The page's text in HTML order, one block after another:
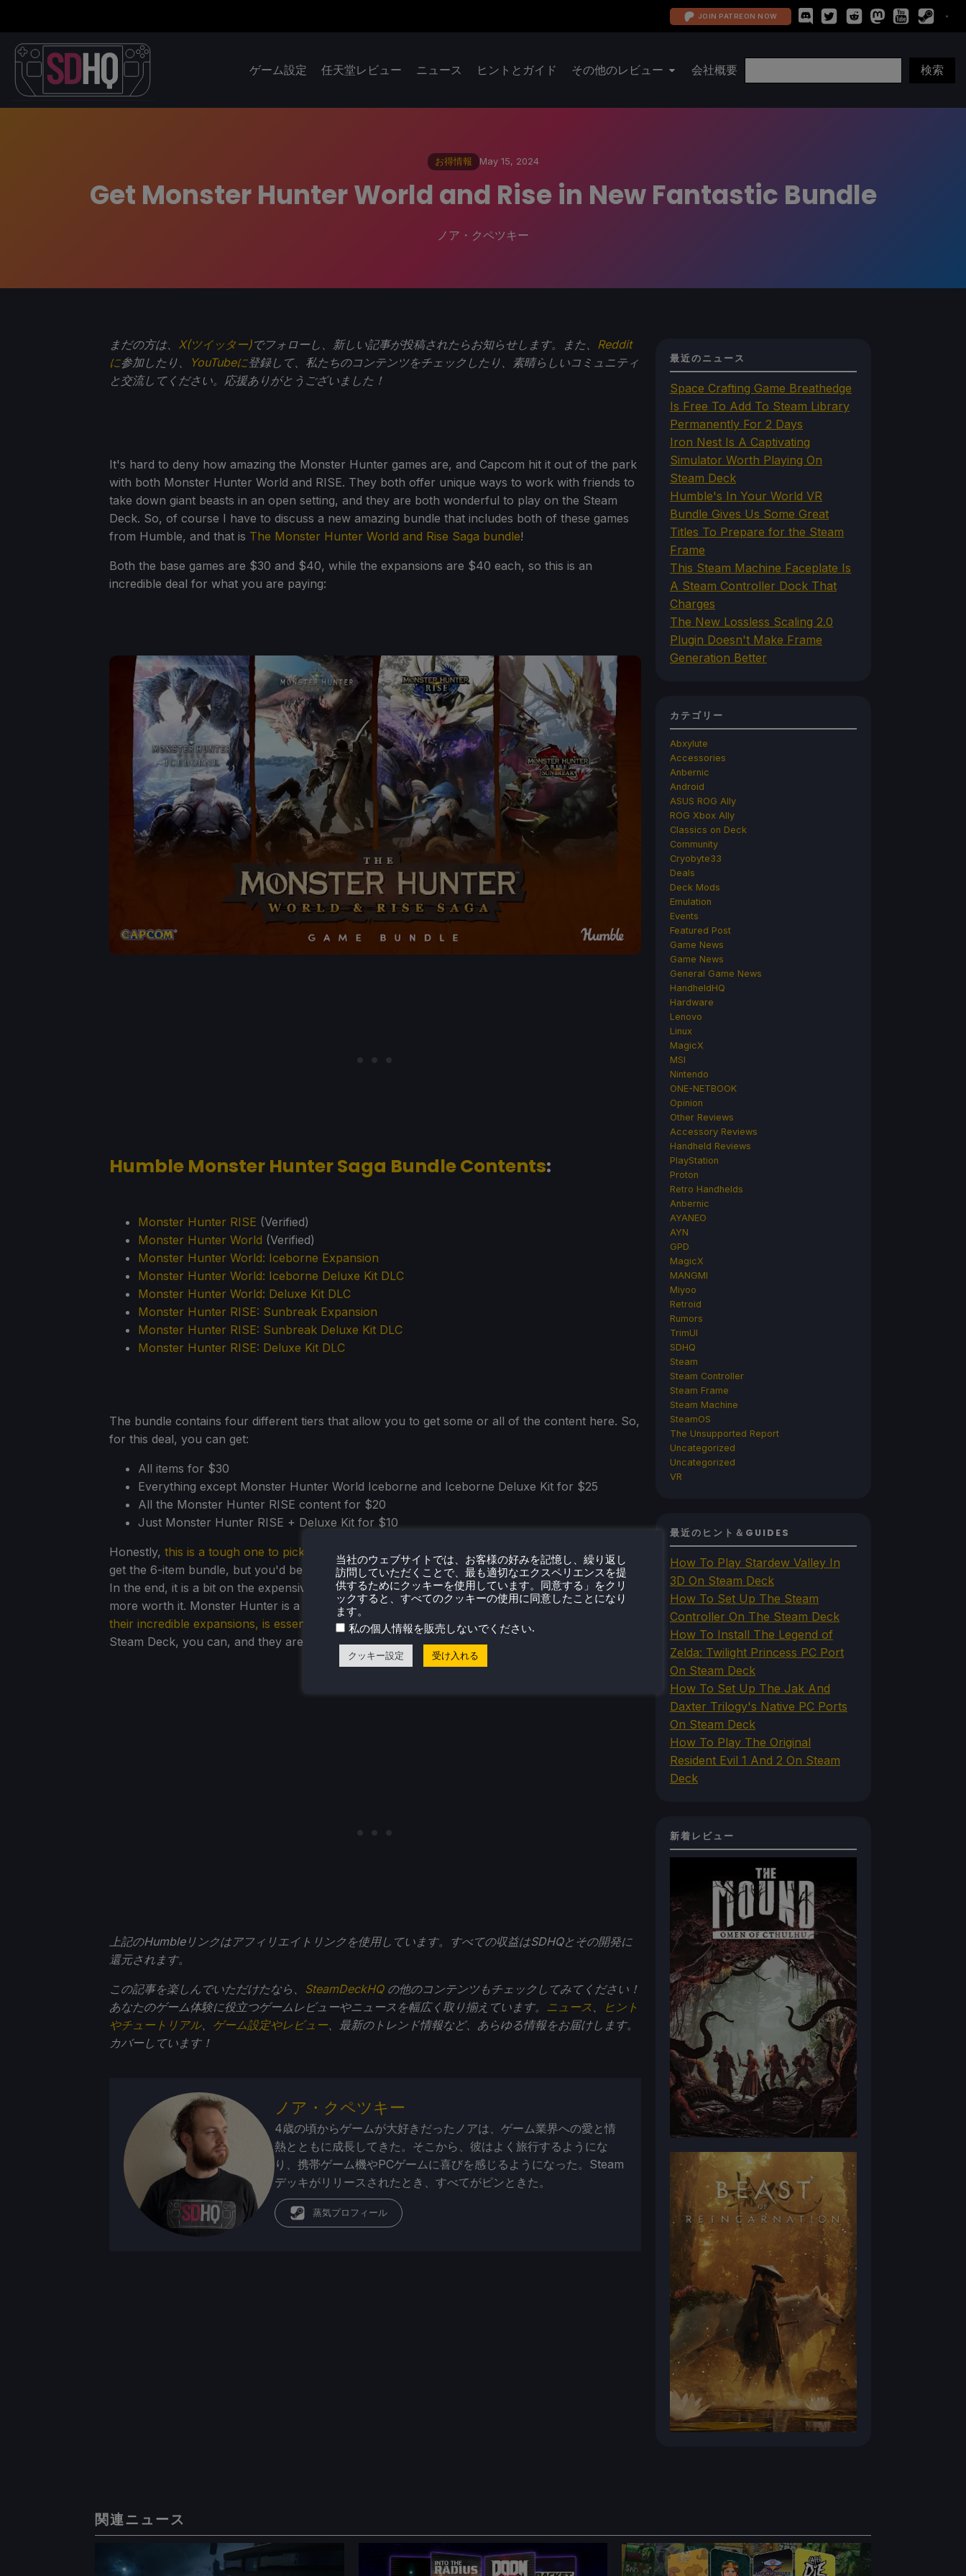
JOIN PATREON NOW
ゲーム設定 任天堂レビュー ニュース ヒントとガイド その他のレビュー 会社概要
お得情報 May 15, 2024
Get Monster Hunter World and Rise in New Fantastic Bundle
ノア・クペツキー
まだの方は、 X(ツイッター)でフォローし、新しい記事が投稿されたらお知らせします。また、 Reddit
に参加したり、 YouTubeに登録して、私たちのコンテンツをチェックしたり、素晴らしいコミュニティ
と交流してください。応援ありがとうございました！
It's hard to deny how amazing the Monster Hunter games are, and Capcom hit it out of the park
with both Monster Hunter World and RISE. They both offer unique ways to work with friends to
take down giant beasts in an open setting, and they are both wonderful to play on the Steam
Deck. So, of course I have to discuss a new amazing bundle that includes both of these games
from Humble, and that is The Monster Hunter World and Rise Saga bundle!
Both the base games are $30 and $40, while the expansions are $40 each, so this is an
incredible deal for what you are paying:
Humble Monster Hunter Saga Bundle Contents:
Monster Hunter RISE (Verified)
Monster Hunter World (Verified)
Monster Hunter World: Iceborne Expansion
Monster Hunter World: Iceborne Deluxe Kit DLC
Monster Hunter World: Deluxe Kit DLC
Monster Hunter RISE: Sunbreak Expansion
Monster Hunter RISE: Sunbreak Deluxe Kit DLC
Monster Hunter RISE: Deluxe Kit DLC
The bundle contains four different tiers that allow you to get some or all of the content here. So,
for this deal, you can get:
All items for $30
Everything except Monster Hunter World Iceborne and Iceborne Deluxe Kit for $25
All the Monster Hunter RISE content for $20
Just Monster Hunter RISE + Deluxe Kit for $10
Honestly, this is a tough one to pick and choose . If you already own the base games, you could
get the 6-item bundle, but you'd be missing Iceborne. And, for only $5 more, you would have it.
In the end, it is a bit on the expensive side, but the $30 tier where you get everything is so much
more worth it. Monster Hunter is a fantastic series,so having the two newest games, along with
their incredible expansions, is essentially a must-have!And, if you want to play these on the
Steam Deck, you can, and they are fantastic.
上記のHumbleリンクはアフィリエイトリンクを使用しています。すべての収益はSDHQとその開発に
還元されます。
この記事を楽しんでいただけたなら、 SteamDeckHQの他のコンテンツもチェックしてみてください！
あなたのゲーム体験に役立つゲームレビューやニュースを幅広く取り揃えています。 ニュース 、
ヒント
やチュートリアル、 ゲーム設定やレビュー、最新のトレンド情報など、あらゆる情報をお届けします。
カバーしています！
ノア・クペツキー
4歳の頃からゲームが大好きだったノアは、ゲーム業界への愛と情
熱とともに成長してきた。そこから、彼はよく旅行するようにな
り、携帯ゲーム機やPCゲームに喜びを感じるようになった。Steam
デッキがリリースされたとき、すべてがピンときた。
蒸気プロフィール
最近のニュース
Space Crafting Game Breathedge
Is Free To Add To Steam Library
Permanently For 2 Days
Iron Nest Is A Captivating
Simulator Worth Playing On
Steam Deck
Humble's In Your World VR
Bundle Gives Us Some Great
Titles To Prepare for the Steam
Frame
This Steam Machine Faceplate Is
A Steam Controller Dock That
Charges
The New Lossless Scaling 2.0
Plugin Doesn't Make Frame
Generation Better
カテゴリー
Abxylute
Accessories
Anbernic
Android
ASUS ROG Ally
ROG Xbox Ally
Classics on Deck
Community
Cryobyte33
Deals
Deck Mods
Emulation
Events
Featured Post
Game News
Game News
General Game News
HandheldHQ
Hardware
Lenovo
Linux
MagicX
MSI
Nintendo
ONE-NETBOOK
Opinion
Other Reviews
Accessory Reviews
Handheld Reviews
PlayStation
Proton
Retro Handhelds
Anbernic
AYANEO
AYN
GPD
MagicX
MANGMI
Miyoo
Retroid
Rumors
TrimUI
SDHQ
Steam
Steam Controller
Steam Frame
Steam Machine
SteamOS
The Unsupported Report
Uncategorized
Uncategorized
VR
最近のヒント＆GUIDES
How To Play Stardew Valley In
3D On Steam Deck
How To Set Up The Steam
Controller On The Steam Deck
How To Install The Legend of
Zelda: Twilight Princess PC Port
On Steam Deck
How To Set Up The Jak And
Daxter Trilogy's Native PC Ports
On Steam Deck
How To Play The Original
Resident Evil 1 And 2 On Steam
Deck
新着レビュー
関連ニュース
当社のウェブサイトでは、お客様の好みを記憶し、繰り返し
訪問していただくことで、最も適切なエクスペリエンスを提
供するためにクッキーを使用しています。同意する」をクリ
ックすると、すべてのクッキーの使用に同意したことになり
ます。
私の個人情報を販売しないでください.
クッキー設定 受け入れる